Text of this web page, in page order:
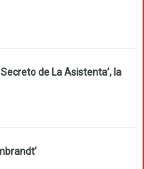
de La Asistenta’, la